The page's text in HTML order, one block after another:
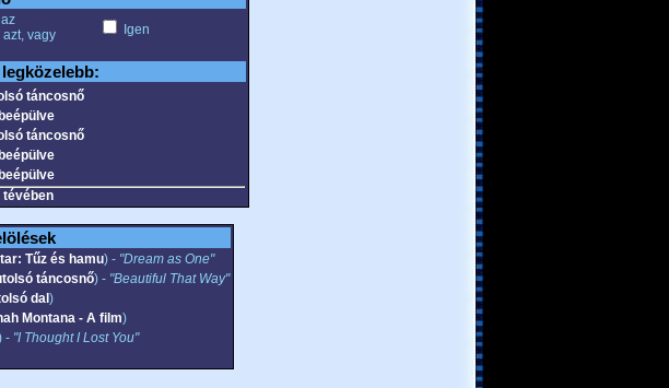
vagy
Igen
táncosnő
táncosnő
tévében
Tűz és hamu) - "Dream as One"
táncosnő) - "Beautiful That Way"
dal )
Montana - A film)
- "I Thought I Lost You"